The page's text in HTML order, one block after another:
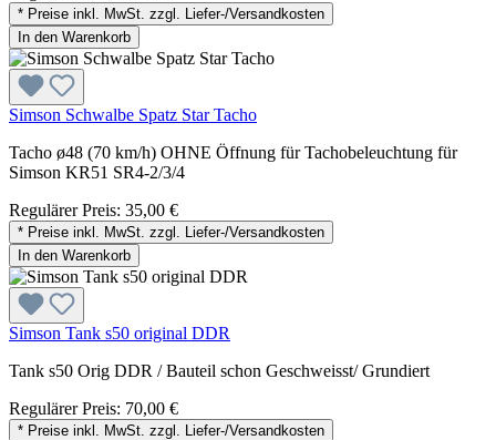
* Preise inkl. MwSt. zzgl. Liefer-/Versandkosten
In den Warenkorb
Simson Schwalbe Spatz Star Tacho
Tacho ø48 (70 km/h) OHNE Öffnung für Tachobeleuchtung für
Simson KR51 SR4-2/3/4
Regulärer Preis: 35,00 €
* Preise inkl. MwSt. zzgl. Liefer-/Versandkosten
In den Warenkorb
Simson Tank s50 original DDR
Tank s50 Orig DDR / Bauteil schon Geschweisst/ Grundiert
Regulärer Preis: 70,00 €
* Preise inkl. MwSt. zzgl. Liefer-/Versandkosten